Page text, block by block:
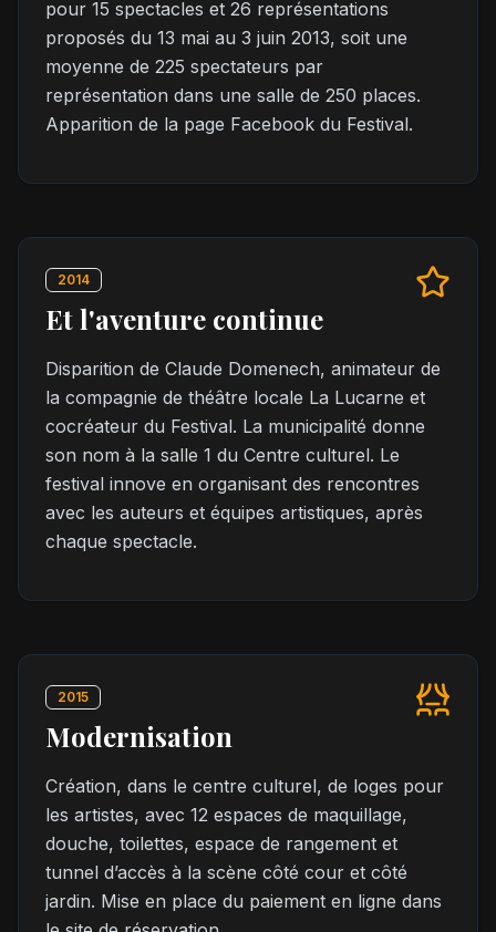
pour 15 spectacles et 26 représentations
proposés du 13 mai au 3 juin 2013, soit une
moyenne de 225 spectateurs par
représentation dans une salle de 250 places.
Apparition de la page Facebook du Festival.
2014
Et l'aventure continue
Disparition de Claude Domenech, animateur de
la compagnie de théâtre locale La Lucarne et
cocréateur du Festival. La municipalité donne
son nom à la salle 1 du Centre culturel. Le
festival innove en organisant des rencontres
avec les auteurs et équipes artistiques, après
chaque spectacle.
2015
Modernisation
Création, dans le centre culturel, de loges pour
les artistes, avec 12 espaces de maquillage,
douche, toilettes, espace de rangement et
tunnel d’accès à la scène côté cour et côté
jardin. Mise en place du paiement en ligne dans